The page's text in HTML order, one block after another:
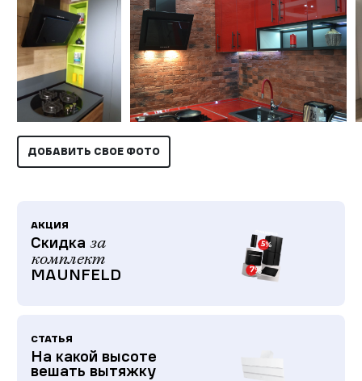
ДОБАВИТЬ СВОЕ ФОТО
АКЦИЯ
Скидка за
комплект
MAUNFELD
СТАТЬЯ
На какой высоте
вешать вытяжку